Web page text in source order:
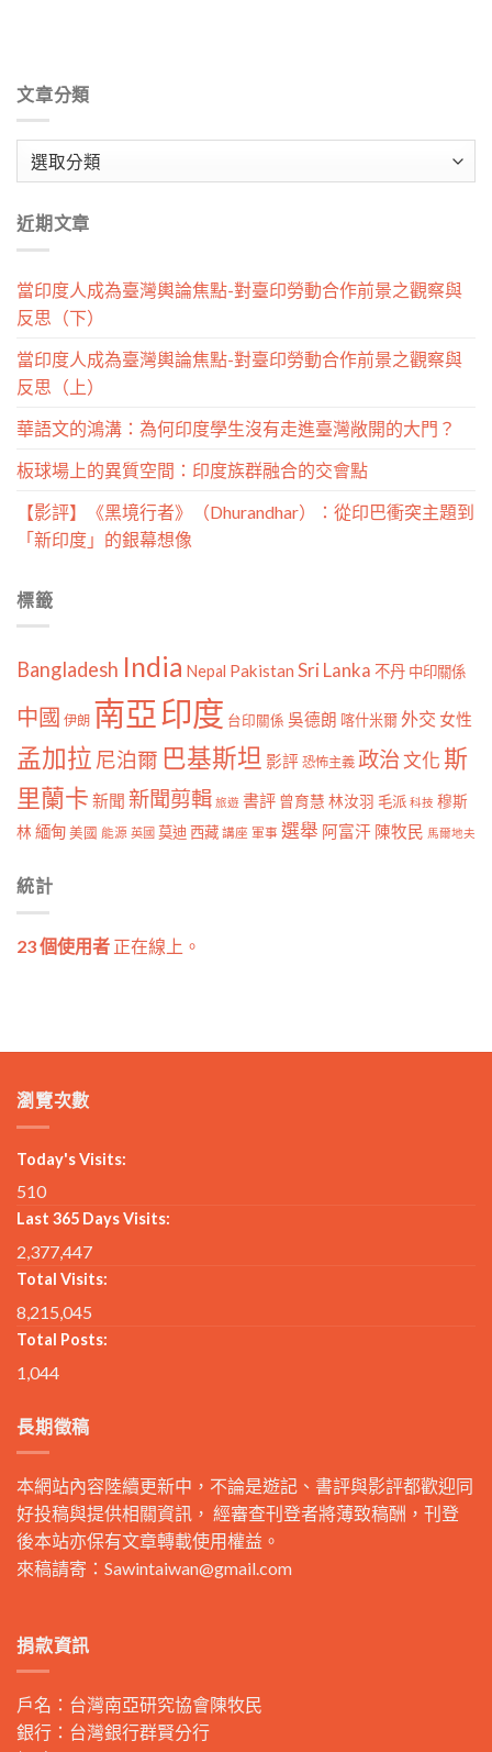
文章分類
章
類
近期文章
當印度人成為臺灣輿論焦點-對臺印勞動合作前景之觀察與
反思（下）
當印度人成為臺灣輿論焦點-對臺印勞動合作前景之觀察與
反思（上）
華語文的鴻溝：為何印度學生沒有走進臺灣敞開的大門？
板球場上的異質空間：印度族群融合的交會點
【影評】《黑境行者》（Dhurandhar）：從印巴衝突主題到
「新印度」的銀幕想像
標籤
Bangladesh India Nepal Pakistan Sri Lanka 不丹 中印關係
中國 伊朗 南亞印度 台印關係 吳德朗 喀什米爾外交 女性
孟加拉 尼泊爾 巴基斯坦 影評 恐怖主義 政治文化斯
里蘭卡 新聞 新聞剪輯 旅遊 書評 曾育慧 林汝羽 毛派 科技 穆斯
林 緬甸 美國 能源 英國 莫迪 西藏 講座 軍事 選舉 阿富汗 陳牧民 馬爾地夫
統計
23 個使用者 正在線上。
瀏覽次數
Today's Visits:
510
Last 365 Days Visits:
2,377,447
Total Visits:
8,215,045
Total Posts:
1,044
長期徵稿
本網站內容陸續更新中，不論是遊記、書評與影評都歡迎同
好投稿與提供相關資訊， 經審查刊登者將薄致稿酬，刊登
後本站亦保有文章轉載使用權益。
來稿請寄： Sawintaiwan@gmail.com
捐款資訊
戶名：台灣南亞研究協會陳牧民
銀行：台灣銀行群賢分行